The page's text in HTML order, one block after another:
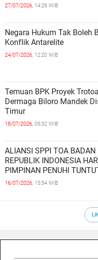
27/07/2026, 14:29 WIB
Negara Hukum Tak Boleh
Konflik Antarelite
24/07/2026, 12:20 WIB
Temuan BPK Proyek
Dermaga Biloro Mandek
Timur
18/07/2026, 05:32 WIB
ALIANSI SPPI TOA
REPUBLIK INDONESIA
PIMPINAN PENUHI
16/07/2026, 15:54 WIB